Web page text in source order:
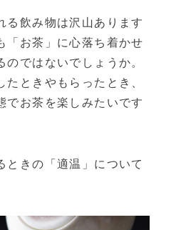
る飲み物は沢山あります
「お茶」に心落ち着かせ
のではないでしょうか。
たときやもらったとき、
でお茶を楽しみたいです
ときの「適温」について